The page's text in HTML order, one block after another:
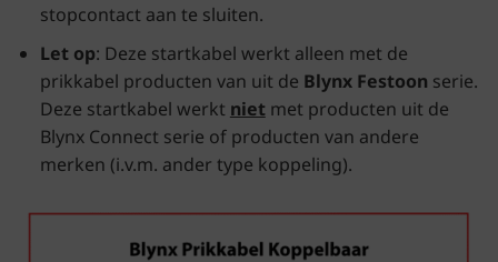
stopcontact aan te sluiten.
Let op: Deze startkabel werkt alleen met de
prikkabel producten van uit de Blynx Festoon serie.
Deze startkabel werkt nietmet producten uit de
Blynx Connect serie of producten van andere
merken (i.v.m. ander type koppeling).